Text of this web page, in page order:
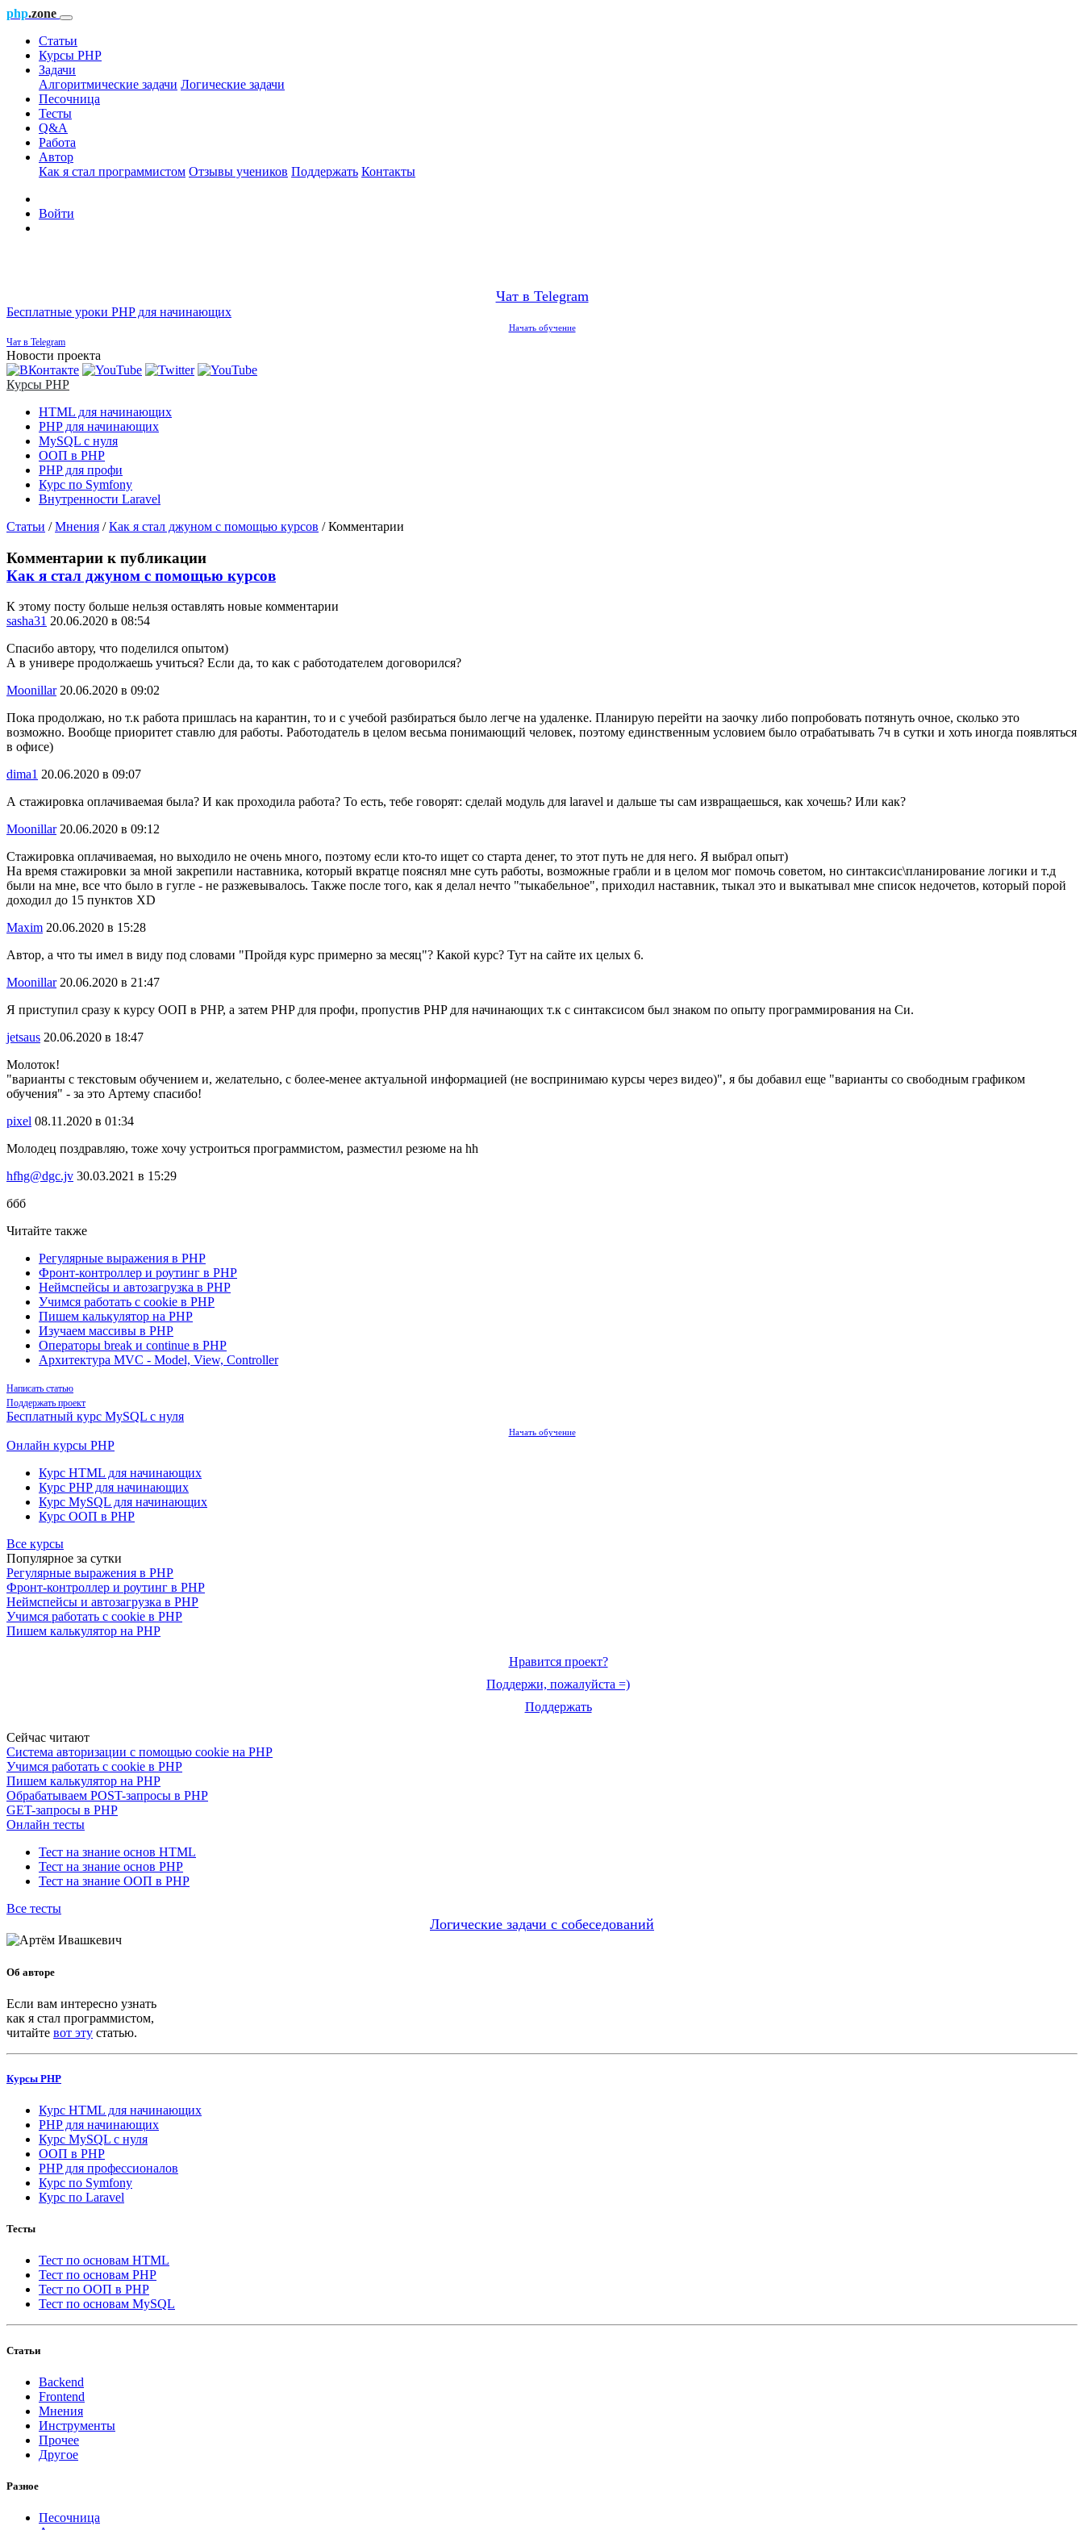
php.zone
Статьи
Курсы PHP
Задачи
Алгоритмические задачи Логические задачи
Песочница
Тесты
Q&A
Работа
Автор
Как я стал программистом Отзывы учеников Поддержать Контакты
Войти
Чат в Telegram
Бесплатные уроки PHP для начинающих
Начать обучение
Чат в Telegram
Новости проекта
Курсы PHP
HTML для начинающих
PHP для начинающих
MySQL с нуля
ООП в PHP
PHP для профи
Курс по Symfony
Внутренности Laravel
Статьи / Мнения / Как я стал джуном с помощью курсов /Комментарии
Комментарии к публикации
Как я стал джуном с помощью курсов
К этому посту больше нельзя оставлять новые комментарии
sasha31 20.06.2020 в 08:54
Спасибо автору, что поделился опытом)
А в универе продолжаешь учиться? Если да, то как с работодателем договорился?
Moonillar 20.06.2020 в 09:02
Пока продолжаю, но т.к работа пришлась на карантин, то и с учебой разбираться было легче на удаленке. Планирую перейти на заочку либо попробовать потянуть очное, сколько это
возможно. Вообще приоритет ставлю для работы. Работодатель в целом весьма понимающий человек, поэтому единственным условием было отрабатывать 7ч в сутки и хоть иногда появляться
в офисе)
dima1 20.06.2020 в 09:07
А стажировка оплачиваемая была? И как проходила работа? То есть, тебе говорят: сделай модуль для laravel и дальше ты сам извращаешься, как хочешь? Или как?
Moonillar 20.06.2020 в 09:12
Стажировка оплачиваемая, но выходило не очень много, поэтому если кто-то ищет со старта денег, то этот путь не для него. Я выбрал опыт)
На время стажировки за мной закрепили наставника, который вкратце пояснял мне суть работы, возможные грабли и в целом мог помочь советом, но синтаксис\планирование логики и т.д
были на мне, все что было в гугле - не разжевывалось. Также после того, как я делал нечто "тыкабельное", приходил наставник, тыкал это и выкатывал мне список недочетов, который порой
доходил до 15 пунктов XD
Maxim 20.06.2020 в 15:28
Автор, а что ты имел в виду под словами "Пройдя курс примерно за месяц"? Какой курс? Тут на сайте их целых 6.
Moonillar 20.06.2020 в 21:47
Я приступил сразу к курсу ООП в PHP, а затем PHP для профи, пропустив PHP для начинающих т.к с синтаксисом был знаком по опыту программирования на Си.
jetsaus 20.06.2020 в 18:47
Молоток!
"варианты с текстовым обучением и, желательно, с более-менее актуальной информацией (не воспринимаю курсы через видео)", я бы добавил еще "варианты со свободным графиком
обучения" - за это Артему спасибо!
pixel 08.11.2020 в 01:34
Молодец поздравляю, тоже хочу устроиться программистом, разместил резюме на hh
hfhg@dgc.jv 30.03.2021 в 15:29
ббб
Читайте также
Регулярные выражения в PHP
Фронт-контроллер и роутинг в PHP
Неймспейсы и автозагрузка в PHP
Учимся работать с cookie в PHP
Пишем калькулятор на PHP
Изучаем массивы в PHP
Операторы break и continue в PHP
Архитектура MVC - Model, View, Controller
Написать статью
Поддержать проект
Бесплатный курс MySQL с нуля
Начать обучение
Онлайн курсы PHP
Курс HTML для начинающих
Курс PHP для начинающих
Курс MySQL для начинающих
Курс ООП в PHP
Все курсы
Популярное за сутки
Регулярные выражения в PHP
Фронт-контроллер и роутинг в PHP
Неймспейсы и автозагрузка в PHP
Учимся работать с cookie в PHP
Пишем калькулятор на PHP
Нравится проект?
Поддержи, пожалуйста =)
Поддержать
Сейчас читают
Система авторизации с помощью cookie на PHP
Учимся работать с cookie в PHP
Пишем калькулятор на PHP
Обрабатываем POST-запросы в PHP
GET-запросы в PHP
Онлайн тесты
Тест на знание основ HTML
Тест на знание основ PHP
Тест на знание ООП в PHP
Все тесты
Логические задачи с собеседований
Об авторе
Если вам интересно узнать
как я стал программистом,
читайте вот эту статью.
Курсы PHP
Курс HTML для начинающих
PHP для начинающих
Курс MySQL с нуля
ООП в PHP
PHP для профессионалов
Курс по Symfony
Курс по Laravel
Тесты
Тест по основам HTML
Тест по основам PHP
Тест по ООП в PHP
Тест по основам MySQL
Статьи
Backend
Frontend
Мнения
Инструменты
Прочее
Другое
Разное
Песочница